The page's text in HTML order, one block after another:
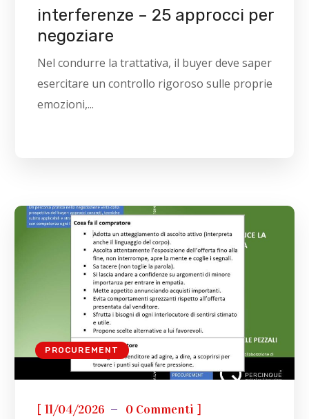
interferenze – 25 approcci per
negoziare
Nel condurre la trattativa, il buyer deve saper
esercitare un controllo rigoroso sulle proprie
emozioni,...
PROCUREMENT
[11/04/2026 0 Commenti ]